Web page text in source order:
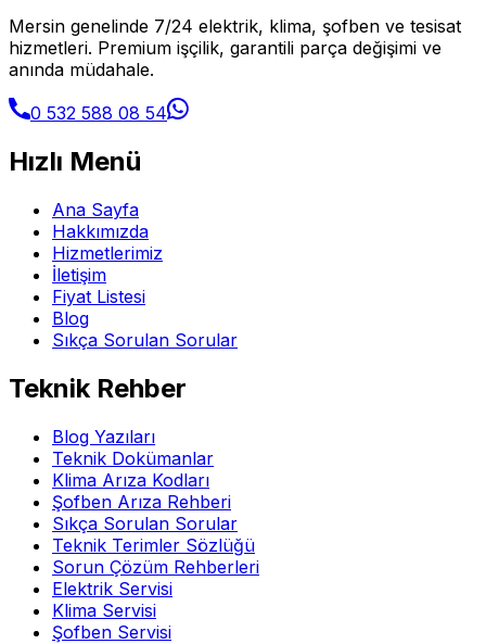
Mersin genelinde 7/24 elektrik, klima, şofben ve tesisat
hizmetleri. Premium işçilik, garantili parça değişimi ve
anında müdahale.
0 532 588 08 54
Hızlı Menü
Ana Sayfa
Hakkımızda
Hizmetlerimiz
İletişim
Fiyat Listesi
Blog
Sıkça Sorulan Sorular
Teknik Rehber
Blog Yazıları
Teknik Dokümanlar
Klima Arıza Kodları
Şofben Arıza Rehberi
Sıkça Sorulan Sorular
Teknik Terimler Sözlüğü
Sorun Çözüm Rehberleri
Elektrik Servisi
Klima Servisi
Şofben Servisi